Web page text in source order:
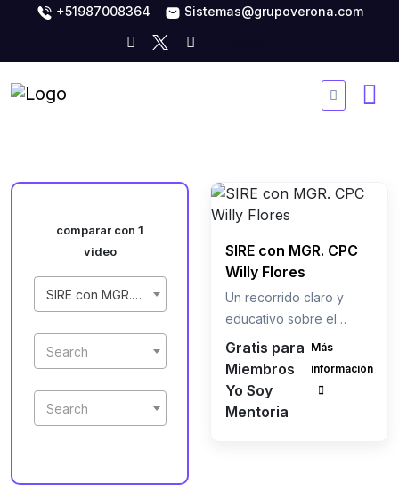
+51987008364 Sistemas@grupoverona.com
comparar con 1
video
SIRE con MGR. CPC Willy Flores
Search
Search
SIRE con MGR. CPC
Willy Flores
Un recorrido claro y
educativo sobre el
Sistema Integrado de
Registros Empresariales
(SIRE) con Willy Flores.
Gratis para
Miembros
Yo Soy
Mentoria
Más
información